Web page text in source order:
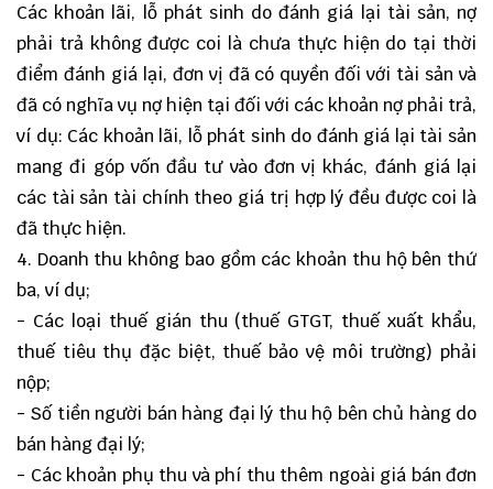
Các khoản lãi, lỗ phát sinh do đánh giá lại tài sản, nợ
phải trả không được coi là chưa thực hiện do tại thời
điểm đánh giá lại, đơn vị đã có quyền đối với tài sản và
đã có nghĩa vụ nợ hiện tại đối với các khoản nợ phải trả,
ví dụ: Các khoản lãi, lỗ phát sinh do đánh giá lại tài sản
mang đi góp vốn đầu tư vào đơn vị khác, đánh giá lại
các tài sản tài chính theo giá trị hợp lý đều được coi là
đã thực hiện.
4. Doanh thu không bao gồm các khoản thu hộ bên thứ
ba, ví dụ;
- Các loại thuế gián thu (thuế GTGT, thuế xuất khẩu,
thuế tiêu thụ đặc biệt, thuế bảo vệ môi trường) phải
nộp;
- Số tiền người bán hàng đại lý thu hộ bên chủ hàng do
bán hàng đại lý;
- Các khoản phụ thu và phí thu thêm ngoài giá bán đơn